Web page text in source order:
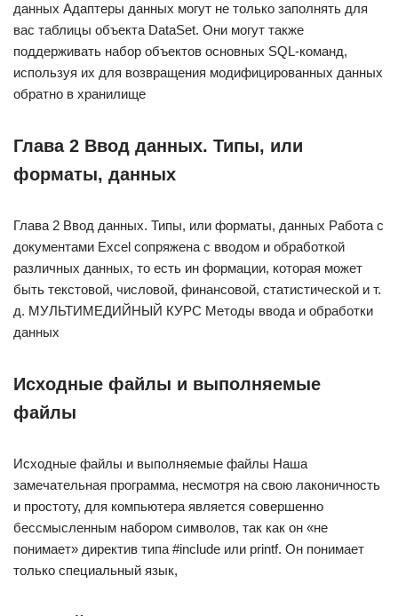
данных Адаптеры данных могут не только заполнять для
вас таблицы объекта DataSet. Они могут также
поддерживать набор объектов основных SQL-команд,
используя их для возвращения модифицированных данных
обратно в хранилище
Глава 2 Ввод данных. Типы, или
форматы, данных
Глава 2 Ввод данных. Типы, или форматы, данных Работа с
документами Excel сопряжена с вводом и обработкой
различных данных, то есть ин формации, которая может
быть текстовой, числовой, финансовой, статистической и т.
д. МУЛЬТИМЕДИЙНЫЙ КУРС Методы ввода и обработки
данных
Исходные файлы и выполняемые
файлы
Исходные файлы и выполняемые файлы Наша
замечательная программа, несмотря на свою лаконичность
и простоту, для компьютера является совершенно
бессмысленным набором символов, так как он «не
понимает» директив типа #include или printf. Он понимает
только специальный язык,